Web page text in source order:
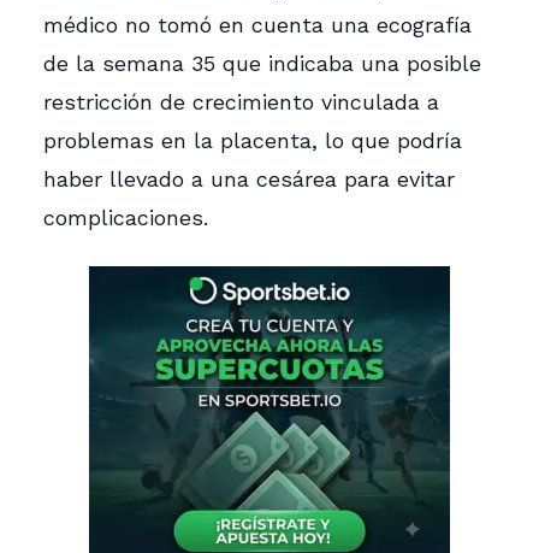
médico no tomó en cuenta una ecografía
de la semana 35 que indicaba una posible
restricción de crecimiento vinculada a
problemas en la placenta, lo que podría
haber llevado a una cesárea para evitar
complicaciones.